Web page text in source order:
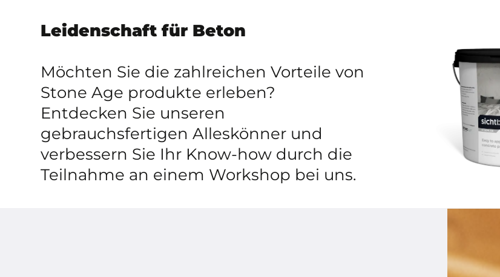
Leidenschaft für Beton
Möchten Sie die zahlreichen Vorteile von
Stone Age produkte erleben?
Entdecken Sie unseren
gebrauchsfertigen Alleskönner und
verbessern Sie Ihr Know-how durch die
Teilnahme an einem Workshop bei uns.